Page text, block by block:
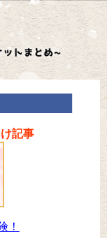
記事
！